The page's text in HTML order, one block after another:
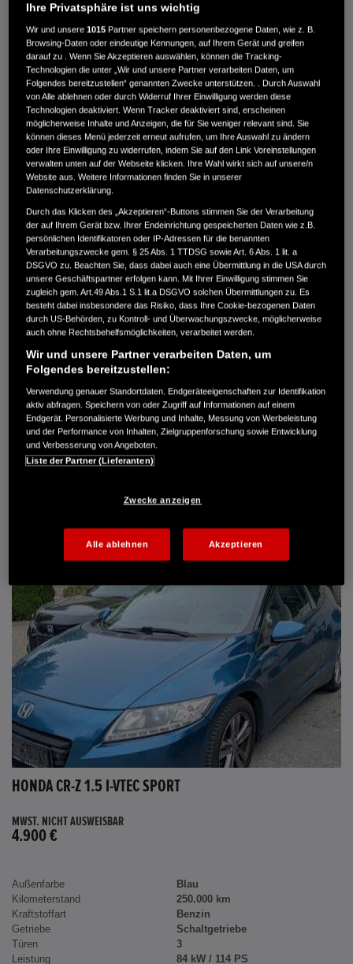
MWST. NICHT AUSWEISBAR
3.900 €
Außenfarbe
crystal black pearl
Kilometerstand
166.000 km
Kraftstoffart
Super
Getriebe
Automatik
Türen
5
Leistung
61 kW / 83 PS
Hubraum
1.339 cm³
Erstzulassung
10.2007
Bauart
Limousine
AUTO HARKE GMBH
Randersweide 59-63
21035 Hamburg
+49 40 735 935 0
DETAILS
HONDA CR-Z 1.5 I-VTEC SPORT
MWST. NICHT AUSWEISBAR
4.900 €
Außenfarbe
Blau
Kilometerstand
250.000 km
Kraftstoffart
Benzin
Getriebe
Schaltgetriebe
Türen
3
Leistung
84 kW / 114 PS
Ihre Privatsphäre ist uns wichtig
Wir und unsere1015 Partner speichern personenbezogene Daten, wie z. B.
Browsing-Daten oder eindeutige Kennungen, auf Ihrem Gerät und greifen
darauf zu . Wenn Sie Akzeptieren auswählen, können die Tracking-
Technologien die unter „Wir und unsere Partner verarbeiten Daten, um
Folgendes bereitzustellen“ genannten Zwecke unterstützen. . Durch Auswahl
von Alle ablehnen oder durch Widerruf Ihrer Einwilligung werden diese
Technologien deaktiviert. Wenn Tracker deaktiviert sind, erscheinen
möglicherweise Inhalte und Anzeigen, die für Sie weniger relevant sind. Sie
können dieses Menü jederzeit erneut aufrufen, um Ihre Auswahl zu ändern
oder Ihre Einwilligung zu widerrufen, indem Sie auf den Link Voreinstellungen
verwalten unten auf der Webseite klicken. Ihre Wahl wirkt sich auf unsere/n
Website aus. Weitere Informationen finden Sie in unserer
Datenschutzerklärung.
Durch das Klicken des „Akzeptieren“-Buttons stimmen Sie der Verarbeitung
der auf Ihrem Gerät bzw. Ihrer Endeinrichtung gespeicherten Daten wie z.B.
persönlichen Identifikatoren oder IP-Adressen für die benannten
Verarbeitungszwecke gem. § 25 Abs. 1 TTDSG sowie Art. 6 Abs. 1 lit. a
DSGVO zu. Beachten Sie, dass dabei auch eine Übermittlung in die USA durch
unsere Geschäftspartner erfolgen kann. Mit Ihrer Einwilligung stimmen Sie
zugleich gem. Art.49 Abs.1 S.1 lit.a DSGVO solchen Übermittlungen zu. Es
besteht dabei insbesondere das Risiko, dass Ihre Cookie-bezogenen Daten
durch US-Behörden, zu Kontroll- und Überwachungszwecke, möglicherweise
auch ohne Rechtsbehelfsmöglichkeiten, verarbeitet werden.
Wir und unsere Partner verarbeiten Daten, um
Folgendes bereitzustellen:
Verwendung genauer Standortdaten. Endgeräteeigenschaften zur Identifikation
aktiv abfragen. Speichern von oder Zugriff auf Informationen auf einem
Endgerät. Personalisierte Werbung und Inhalte, Messung von Werbeleistung
und der Performance von Inhalten, Zielgruppenforschung sowie Entwicklung
und Verbesserung von Angeboten.
Liste der Partner (Lieferanten)
Zwecke anzeigen
Alle ablehnen Akzeptieren